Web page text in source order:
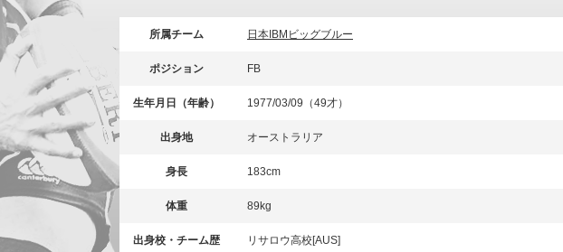
所属チーム 日本IBMビッグブルー
ポジション FB
生年月日（年齢） 1977/03/09（49才）
出身地 オーストラリア
身長 183cm
体重 89kg
出身校・チーム歴 リサロウ高校[AUS]